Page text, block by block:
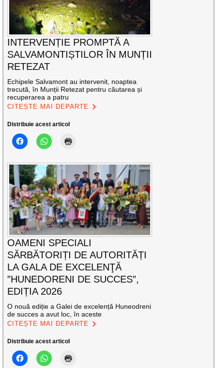
INTERVENȚIE PROMPTĂ A
SALVAMONTIȘTILOR ÎN MUNȚII
RETEZAT
Echipele Salvamont au intervenit, noaptea
trecută, în Munții Retezat pentru căutarea și
recuperarea a patru
CITEȘTE MAI DEPARTE
Distribuie acest articol
OAMENI SPECIALI
SĂRBĂTORIȚI DE AUTORITĂȚI
LA GALA DE EXCELENŢĂ
”HUNEDORENI DE SUCCES”,
EDIȚIA 2026
O nouă ediție a Galei de excelență Huneodreni
de succes a avut loc, în aceste
CITEȘTE MAI DEPARTE
Distribuie acest articol